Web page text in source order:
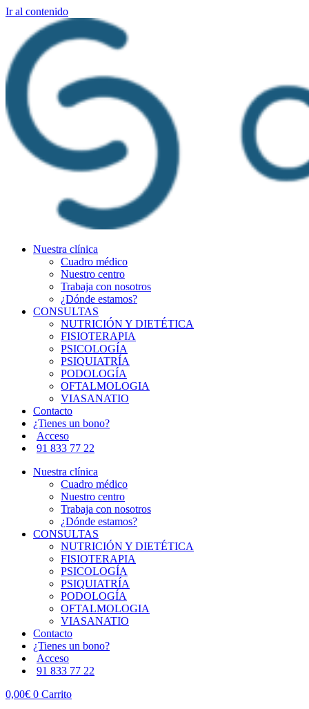
Ir al contenido
Nuestra clínica
Cuadro médico
Nuestro centro
Trabaja con nosotros
¿Dónde estamos?
CONSULTAS
NUTRICIÓN Y DIETÉTICA
FISIOTERAPIA
PSICOLOGÍA
PSIQUIATRÍA
PODOLOGÍA
OFTALMOLOGIA
VIASANATIO
Contacto
¿Tienes un bono?
Acceso
91 833 77 22
Nuestra clínica
Cuadro médico
Nuestro centro
Trabaja con nosotros
¿Dónde estamos?
CONSULTAS
NUTRICIÓN Y DIETÉTICA
FISIOTERAPIA
PSICOLOGÍA
PSIQUIATRÍA
PODOLOGÍA
OFTALMOLOGIA
VIASANATIO
Contacto
¿Tienes un bono?
Acceso
91 833 77 22
0,00€ 0 Carrito